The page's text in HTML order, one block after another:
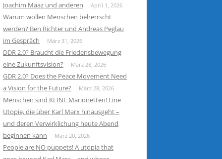
Joachim Maaz und anderen
April 1, 2026
Warum wollen Menschen beherrscht
werden? Ben Richter und Andreas Peglau
im Gespräch
März 31, 2026
DDR 2.0? Braucht die Friedensbewegung
eine Zukunftsvision?
März 28, 2026
GDR 2.0? Does the Peace Movement Need
a Vision for the Future?
März 28, 2026
Menschen sind KEINE Marionetten! Eine
Utopie, die über Karl Marx hinausgeht –
und deren Verwirklichung heute Abend
beginnen kann
März 20, 2026
People are NO puppets! A utopia that